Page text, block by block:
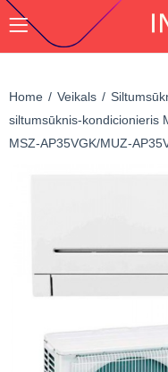
Home Veikals
siltumsūknis-kondicionieris
MSZ-AP35VGK/MUZ-